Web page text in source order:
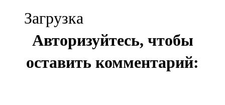
Загрузка
Авторизуйтесь, чтобы
оставить комментарий: